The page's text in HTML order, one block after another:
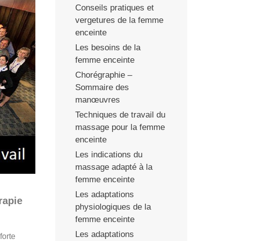
Conseils pratiques et
vergetures de la femme
enceinte
Les besoins de la
femme enceinte
Chorégraphie –
Sommaire des
manœuvres
Techniques de travail du
massage pour la femme
enceinte
Les indications du
massage adapté à la
femme enceinte
Les adaptations
physiologiques de la
femme enceinte
Les adaptations